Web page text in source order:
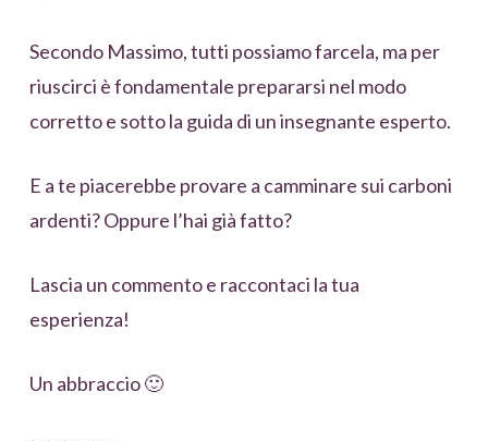
Secondo Massimo, tutti possiamo farcela, ma per
riuscirci è fondamentale prepararsi nel modo
corretto e sotto la guida di un insegnante esperto.
E a te piacerebbe provare a camminare sui carboni
ardenti? Oppure l’hai già fatto?
Lascia un commento e raccontaci la tua
esperienza!
Un abbraccio 🙂